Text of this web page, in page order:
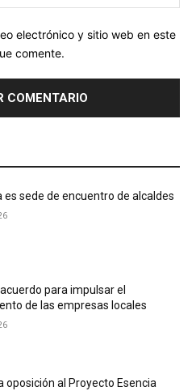
electrónico y sitio web en este
comente.
es sede de encuentro de alcaldes
para impulsar el
de las empresas locales
oposición al Proyecto Esencia